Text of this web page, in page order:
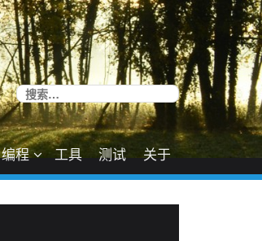
搜
索：
编程 工具 测试 关于